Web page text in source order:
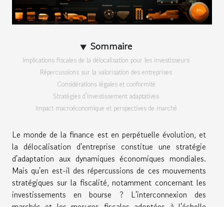
Sommaire
Implications fiscales de la délocalisation pour les investisseurs
Répercussions sur la valorisation des entreprises
Considérations légales et conformité
Stratégies d'investissement adaptatives
Impact macroéconomique et perspectives de marché
Le monde de la finance est en perpétuelle évolution, et
la délocalisation d'entreprise constitue une stratégie
d'adaptation aux dynamiques économiques mondiales.
Mais qu'en est-il des répercussions de ces mouvements
stratégiques sur la fiscalité, notamment concernant les
investissements en bourse ? L'interconnexion des